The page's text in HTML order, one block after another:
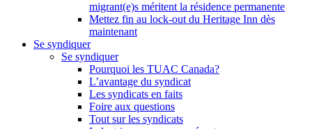
migrant(e)s méritent la résidence permanente
Mettez fin au lock-out du Heritage Inn dès
maintenant
Se syndiquer
Se syndiquer
Pourquoi les TUAC Canada?
L’avantage du syndicat
Les syndicats en faits
Foire aux questions
Tout sur les syndicats